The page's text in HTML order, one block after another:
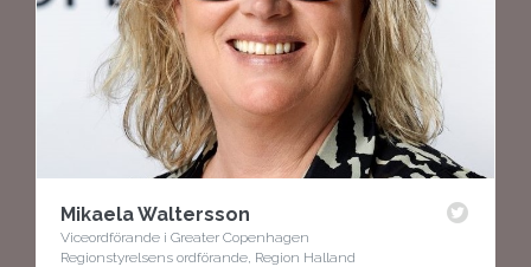
Mikaela Waltersson
Viceordförande i Greater Copenhagen
Regionstyrelsens ordförande, Region Halland